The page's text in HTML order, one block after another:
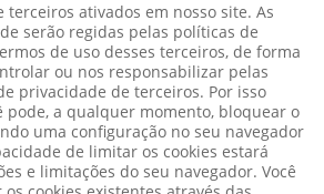
terceiros ativados em nosso site. As
serão regidas pelas políticas de
de uso desses terceiros, de forma
ou nos responsabilizar pelas
privacidade de terceiros. Por isso
pode, a qualquer momento, bloquear o
uma configuração no seu navegador
de limitar os cookies estará
e limitações do seu navegador. Você